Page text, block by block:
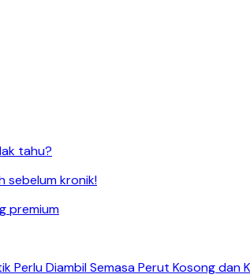
tahu?
sebelum kronik!
premium
Perlu Diambil Semasa Perut Kosong dan